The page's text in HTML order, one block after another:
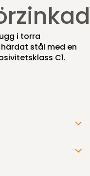
i torra
stål med en
C1.